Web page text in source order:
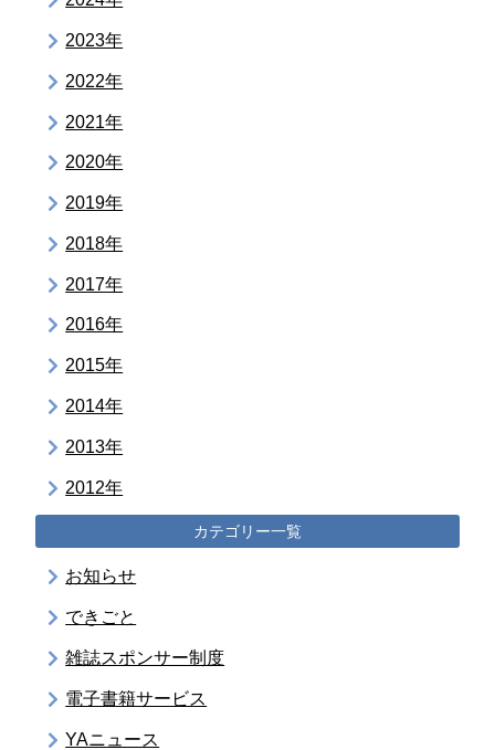
2023年
2022年
2021年
2020年
2019年
2018年
2017年
2016年
2015年
2014年
2013年
2012年
カテゴリー一覧
お知らせ
できごと
雑誌スポンサー制度
電子書籍サービス
YAニュース